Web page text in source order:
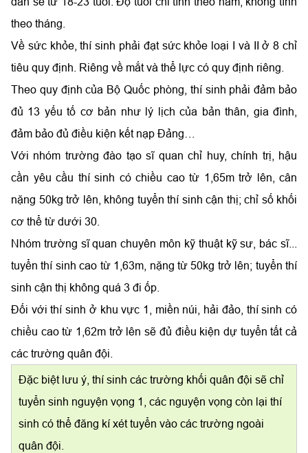
theo tháng.
Về sức khỏe, thí sinh phải đạt sức khỏe loại I và II ở 8 chỉ
tiêu quy định. Riêng về mắt và thể lực có quy định riêng.
Theo quy định của Bộ Quốc phòng, thí sinh phải đảm bảo
đủ 13 yếu tố cơ bản như lý lịch của bản thân, gia đình,
đảm bảo đủ điều kiện kết nạp Đảng…
Với nhóm trường đào tạo sĩ quan chỉ huy, chính trị, hậu
cần yêu cầu thí sinh có chiều cao từ 1,65m trở lên, cân
nặng 50kg trở lên, không tuyển thí sinh cận thị; chỉ số khối
cơ thể từ dưới 30.
Nhóm trường sĩ quan chuyên môn kỹ thuật kỹ sư, bác sĩ...
tuyển thí sinh cao từ 1,63m, nặng từ 50kg trở lên; tuyển thí
sinh cận thị không quá 3 đi ốp.
Đối với thí sinh ở khu vực 1, miền núi, hải đảo, thí sinh có
chiều cao từ 1,62m trở lên sẽ đủ điều kiện dự tuyển tất cả
các trường quân đội.
Đặc biệt lưu ý, thí sinh các trường khối quân đội sẽ chỉ
tuyển sinh nguyện vọng 1, các nguyện vọng còn lại thí
sinh có thể đăng kí xét tuyển vào các trường ngoài
quân đội.